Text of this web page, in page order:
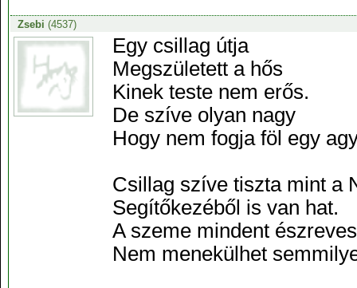
Zsebi (4537)
Egy csillag útja
Megszületett a hős
Kinek teste nem erős.
De szíve olyan nagy
Hogy nem fogja föl egy
Csillag szíve tiszta mint a
Segítőkezéből is van hat.
A szeme mindent
Nem menekülhet